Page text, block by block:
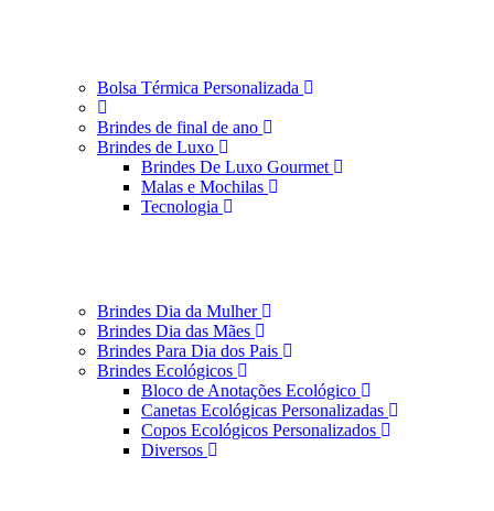
Bolsa Térmica Personalizada
Brindes de final de ano
Brindes de Luxo
Brindes De Luxo Gourmet
Malas e Mochilas
Tecnologia
Brindes Dia da Mulher
Brindes Dia das Mães
Brindes Para Dia dos Pais
Brindes Ecológicos
Bloco de Anotações Ecológico
Canetas Ecológicas Personalizadas
Copos Ecológicos Personalizados
Diversos